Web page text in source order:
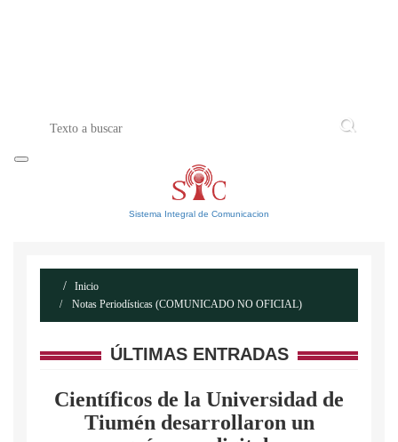
Sistema Integral de Comunicacion
Inicio
Notas Periodísticas (COMUNICADO NO OFICIAL)
ÚLTIMAS ENTRADAS
Científicos de la Universidad de
Tiumén desarrollaron un